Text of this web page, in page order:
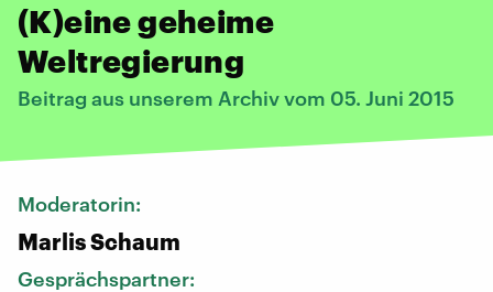
(K)eine geheime
Weltregierung
Beitrag aus unserem Archiv vom 05. Juni 2015
Moderatorin:
Marlis Schaum
Gesprächspartner: